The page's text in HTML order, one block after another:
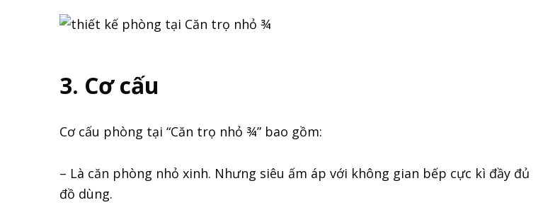
3. Cơ cấu
Cơ cấu phòng tại “Căn trọ nhỏ ¾” bao gồm:
– Là căn phòng nhỏ xinh. Nhưng siêu ấm áp với không gian bếp cực kì đầy đủ
đồ dùng.